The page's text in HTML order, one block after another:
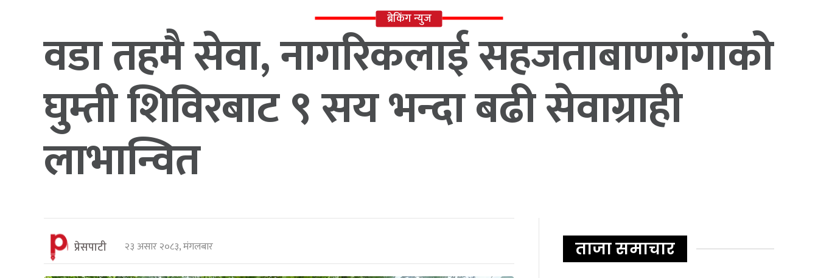
ब्रेकिंग न्युज
वडा तहमै सेवा, नागरिकलाई सहजताबाणगंगाको
घुम्ती शिविरबाट ९ सय भन्दा बढी सेवाग्राही
लाभान्वित
प्रेसपाटी २३ असार २०८३, मंगलबार ताजा समाचार